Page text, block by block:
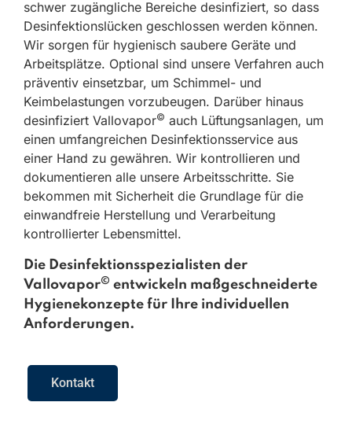
schwer zugängliche Bereiche desinfiziert, so dass
Desinfektionslücken geschlossen werden können.
Wir sorgen für hygienisch saubere Geräte und
Arbeitsplätze. Optional sind unsere Verfahren auch
präventiv einsetzbar, um Schimmel- und
Keimbelastungen vorzubeugen. Darüber hinaus
desinfiziert Vallovapor© auch Lüftungsanlagen, um
einen umfangreichen Desinfektionsservice aus
einer Hand zu gewähren. Wir kontrollieren und
dokumentieren alle unsere Arbeitsschritte. Sie
bekommen mit Sicherheit die Grundlage für die
einwandfreie Herstellung und Verarbeitung
kontrollierter Lebensmittel.
Die Desinfektionsspezialisten der
Vallovapor© entwickeln maßgeschneiderte
Hygienekonzepte für Ihre individuellen
Anforderungen.
Kontakt